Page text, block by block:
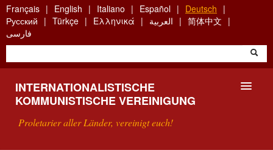
Skip
to
main
content
Français English Italiano Español
Deutsch
Русский
Türkçe Ελληνικά العربية
简体中文
فارسی
INTERNATIONALISTISCHE
KOMMUNISTISCHE VEREINIGUNG
Proletarier aller Länder, vereinigt euch!